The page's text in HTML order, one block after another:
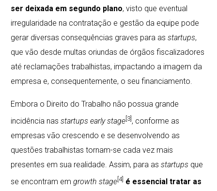
ser deixada em segundo plano, visto que eventual
irregularidade na contratação e gestão da equipe pode
gerar diversas consequências graves para asstartups,
que vão desde multas oriundas de órgãos fiscalizadores
até reclamações trabalhistas, impactando a imagem da
empresa e, consequentemente, o seu financiamento.
Embora o Direito do Trabalho não possua grande
incidência nasstartups early stage[3] , conforme as
empresas vão crescendo e se desenvolvendo as
questões trabalhistas tornam-se cada vez mais
presentes em sua realidade. Assim, para as startups que
se encontram emgrowth stage [4] é essencial tratar as